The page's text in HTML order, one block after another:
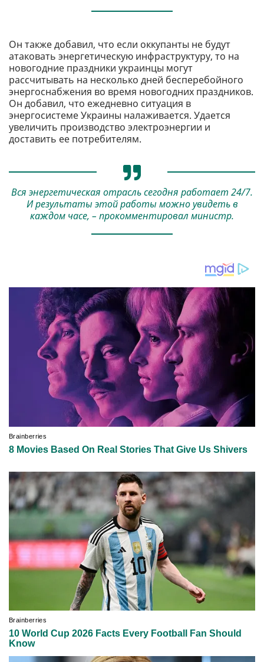
Он также добавил, что если оккупанты не будут
атаковать энергетическую инфраструктуру, то на
новогодние праздники украинцы могут
рассчитывать на несколько дней бесперебойного
энергоснабжения во время новогодних праздников.
Он добавил, что ежедневно ситуация в
энергосистеме Украины налаживается. Удается
увеличить производство электроэнергии и
доставить ее потребителям.
Вся энергетическая отрасль сегодня работает 24/7.
И результаты этой работы можно увидеть в
каждом часе, – прокомментировал министр.